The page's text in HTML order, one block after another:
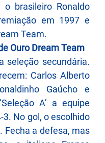
brasileiro Ronaldo
em 1997 e
Team.
Ouro Dream Team
seleção secundária.
Carlos Alberto
Gaúcho e
A’ a equipe
No gol, o escolhido
Fecha a defesa, mas